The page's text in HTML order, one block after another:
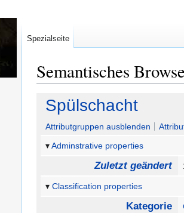
Semantisches
Zur
Navigation
springen
Zur
Suche
springen
Spülschacht
Attributgruppen ausblenden
Adminstrative properties
Zuletzt geändert
Classification properties
Kategorie
Spezialseite